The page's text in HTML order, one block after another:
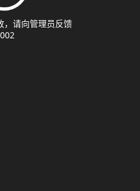
，请向管理员反馈